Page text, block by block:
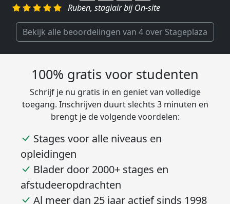
Ruben, stagiair bij On-site
Charlotte, Market Segmentation
Researcher bij Genalice
Bekijk alle beoordelingen van 4 over Stageplaza
100% gratis voor studenten
Schrijf je nu gratis in en geniet van volledige
toegang. Inschrijven duurt slechts 3 minuten en
Stages voor alle niveaus en
opleidingen
Blader door 2000+ stages en
afstudeeropdrachten